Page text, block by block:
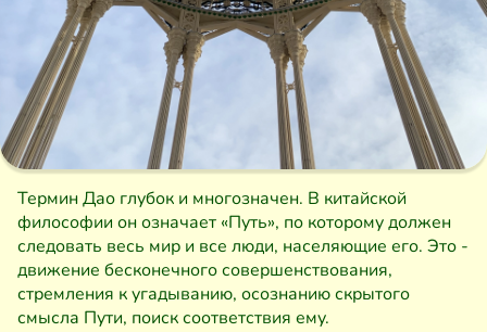
Термин Дао глубок и многозначен. В китайской
философии он означает «Путь», по которому должен
следовать весь мир и все люди, населяющие его. Это -
движение бесконечного совершенствования,
стремления к угадыванию, осознанию скрытого
смысла Пути, поиск соответствия ему.